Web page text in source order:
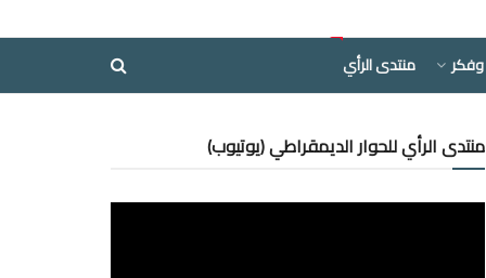
منتدى الرأي
منتدى الرأي للحوار الديمقراطي (يوتيوب)